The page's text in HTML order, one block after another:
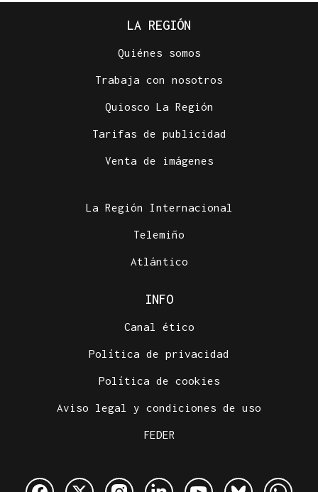
LA REGIÓN
Quiénes somos
Trabaja con nosotros
Quiosco La Región
Tarifas de publicidad
Venta de imágenes
La Región Internacional
Telemiño
Atlántico
INFO
Canal ético
Política de privacidad
Política de cookies
Aviso legal y condiciones de uso
FEDER